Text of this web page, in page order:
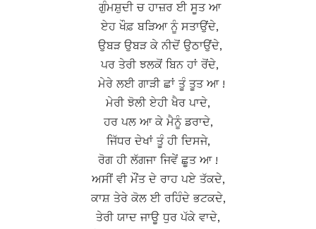
ਗੁੰਮਸ਼ੁਦੀ ਚ ਹਾਜ਼ਰ ਈ ਸੂਤ ਆ
ਏਹ ਖੌਫ਼ ਬੜਿਆ ਨੂੰ ਸਤਾਉਂਦੇ,
ਉਬੜ ਉਬੜ ਕੇ ਨੀਦੋਂ ਉਠਾਉਂਦੇ,
ਪਰ ਤੇਰੀ ਝਲਕੋਂ ਬਿਨ ਹਾਂ ਰੋਂਦੇ,
ਮੇਰੇ ਲਈ ਗਾੜੀ ਛਾਂ ਤੂੰ ਤੂਤ ਆ !
ਮੇਰੀ ਝੋਲੀ ਏਹੀ ਖੈਰ ਪਾਦੇ,
ਹਰ ਪਲ ਆ ਕੇ ਮੈਨੂੰ ਡਰਾਦੇ,
ਜਿੱਧਰ ਦੇਖਾਂ ਤੂੰ ਹੀ ਦਿਸਜੇ,
ਰੋਗ ਹੀ ਲੱਗਜਾ ਜਿਵੇਂ ਛੂਤ ਆ !
ਅਸੀਂ ਵੀ ਮੌਂਤ ਦੇ ਰਾਹ ਪਏ ਤੱਕਦੇ,
ਕਾਸ਼ ਤੇਰੇ ਕੋਲ ਈ ਰਹਿੰਦੇ ਭਟਕਦੇ,
ਤੇਰੀ ਯਾਦ ਜਾਊ ਧੁਰ ਪੱਕੇ ਵਾਦੇ,